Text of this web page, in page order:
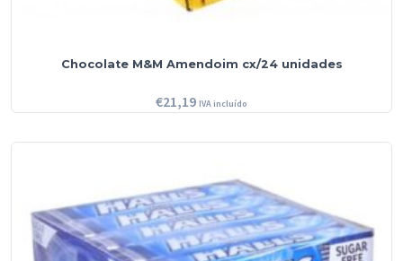
Chocolate M&M Amendoim cx/24 unidades
€21,19 IVA incluído